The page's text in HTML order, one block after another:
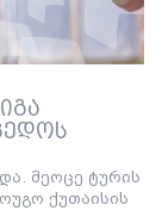
მეოცე ტურის
ქუთაისის